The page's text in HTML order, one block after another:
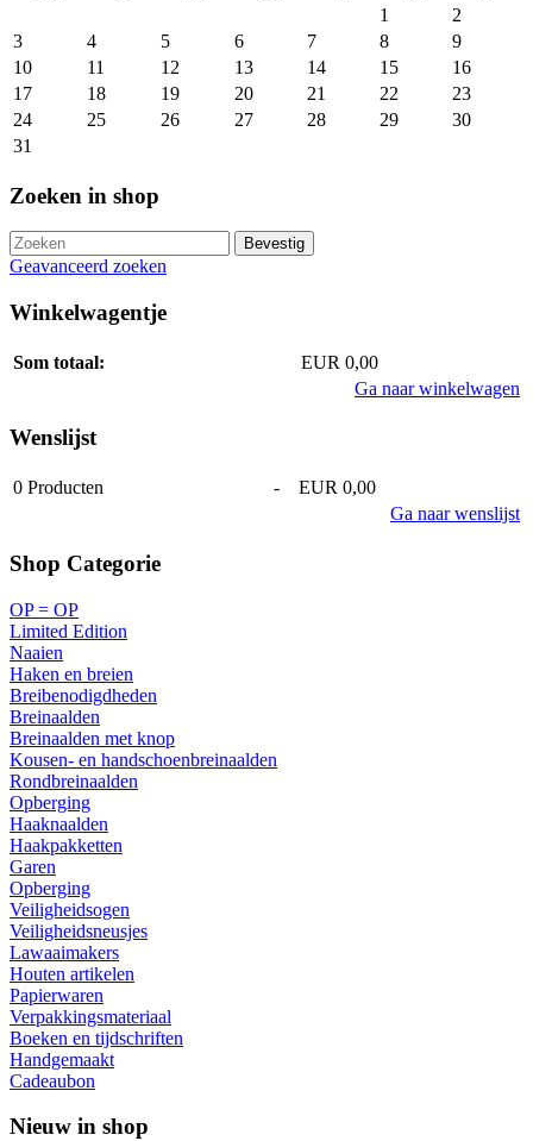
1
2
3
4 5 6 7 8
9
10
11 12 13 14 15
16
17
18 19 20 21 22
23
24
25 26 27 28 29
30
31
Zoeken in shop
Geavanceerd zoeken
Winkelwagentje
Som totaal:
EUR 0,00
Ga naar winkelwagen
Wenslijst
0 Producten -
EUR 0,00
Ga naar wenslijst
Shop Categorie
OP = OP
Limited Edition
Naaien
Haken en breien
Breibenodigdheden
Breinaalden
Breinaalden met knop
Kousen- en handschoenbreinaalden
Rondbreinaalden
Opberging
Haaknaalden
Haakpakketten
Garen
Opberging
Veiligheidsogen
Veiligheidsneusjes
Lawaaimakers
Houten artikelen
Papierwaren
Verpakkingsmateriaal
Boeken en tijdschriften
Handgemaakt
Cadeaubon
Nieuw in shop